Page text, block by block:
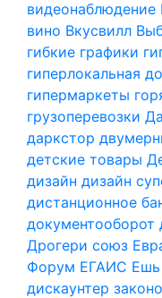
видеонаблюдение
вино Вкусвилл
гибкие графики
гиперлокальная
гипермаркеты
грузоперевозки
даркстор
детские товары
дизайн дизайн
дистанционное
документооборот
Дрогери союз
Форум ЕГАИС Ешь
дискаунтер